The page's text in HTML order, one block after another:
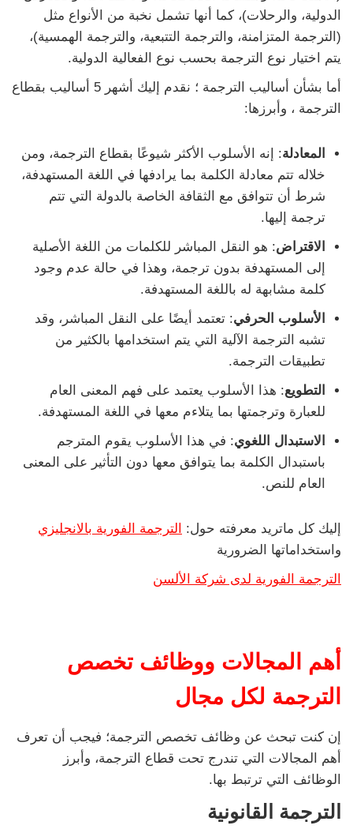
الدولية، والرحلات)، كما أنها تشمل نخبة من الأنواع مثل
(الترجمة المتزامنة، والترجمة التتبعية، والترجمة الهمسية)،
يتم اختيار نوع الترجمة بحسب نوع الفعالية الدولية.
أما بشأن أساليب الترجمة ؛ نقدم إليك أشهر 5 أساليب بقطاع
الترجمة ، وأبرزها:
المعادلة: إنه الأسلوب الأكثر شيوعًا بقطاع الترجمة، ومن
خلاله تتم معادلة الكلمة بما يرادفها في اللغة المستهدفة،
شرط أن تتوافق مع الثقافة الخاصة بالدولة التي تتم
ترجمة إليها.
الاقتراض: هو النقل المباشر للكلمات من اللغة الأصلية
إلى المستهدفة بدون ترجمة، وهذا في حالة عدم وجود
كلمة مشابهة له باللغة المستهدفة.
الأسلوب الحرفي: تعتمد أيضًا على النقل المباشر، وقد
تشبه الترجمة الآلية التي يتم استخدامها بالكثير من
تطبيقات الترجمة.
التطويع: هذا الأسلوب يعتمد على فهم المعنى العام
للعبارة وترجمتها بما يتلاءم معها في اللغة المستهدفة.
الاستبدال اللغوي: في هذا الأسلوب يقوم المترجم
باستبدال الكلمة بما يتوافق معها دون التأثير على المعنى
العام للنص.
إليك كل ماتريد معرفته حول:
الترجمة الفورية بالانجليزي
واستخداماتها الضرورية
الترجمة الفورية لدى شركة الألسن
أهم المجالات ووظائف تخصص
الترجمة لكل مجال
إن كنت تبحث عن وظائف تخصص الترجمة؛ فيجب أن تعرف
أهم المجالات التي تندرج تحت قطاع الترجمة، وأبرز
الوظائف التي ترتبط بها.
الترجمة القانونية